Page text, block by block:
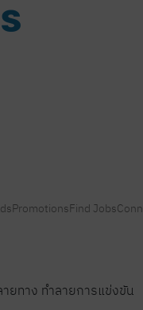
PromotionsFind Jobs
ยทาง ทำลายการแข่งขัน